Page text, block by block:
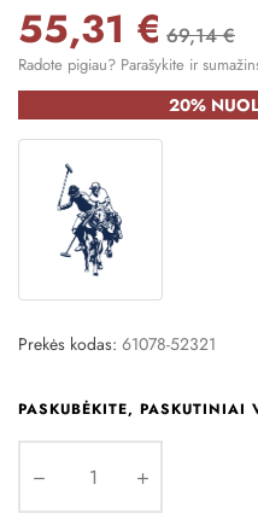
55,31 € 69,14 €
Radote pigiau? Parašykite ir
20%
Prekės kodas: 61078-52321
PASKUBĖKITE, PASKUTINIAI